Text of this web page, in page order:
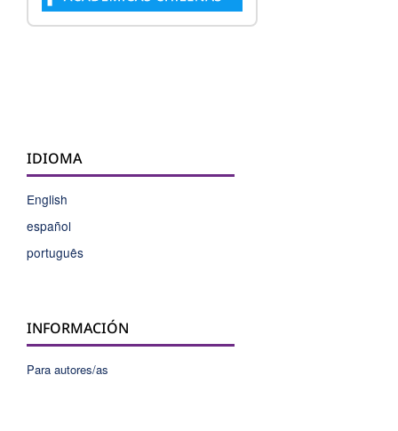
IDIOMA
English
español
português
INFORMACIÓN
Para autores/as